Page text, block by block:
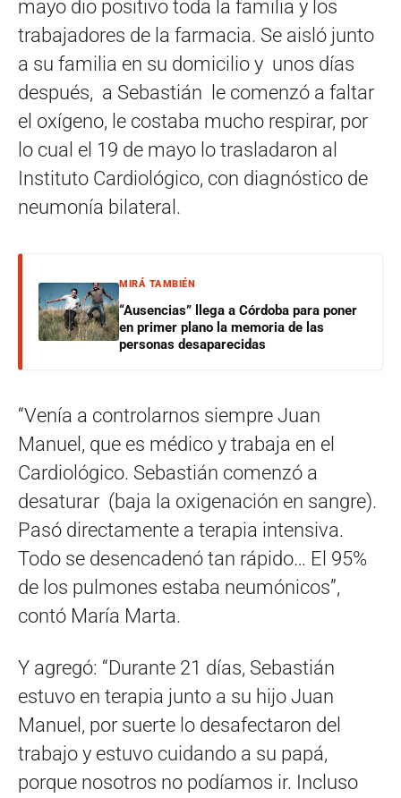
mayo dio positivo toda la familia y los
trabajadores de la farmacia. Se aisló junto
a su familia en su domicilio y unos días
después, a Sebastián le comenzó a faltar
el oxígeno, le costaba mucho respirar, por
lo cual el 19 de mayo lo trasladaron al
Instituto Cardiológico, con diagnóstico de
neumonía bilateral.
MIRÁ TAMBIÉN
“Ausencias” llega a Córdoba para poner
en primer plano la memoria de las
personas desaparecidas
“Venía a controlarnos siempre Juan
Manuel, que es médico y trabaja en el
Cardiológico. Sebastián comenzó a
desaturar (baja la oxigenación en sangre).
Pasó directamente a terapia intensiva.
Todo se desencadenó tan rápido… El 95%
de los pulmones estaba neumónicos”,
contó María Marta.
Y agregó: “Durante 21 días, Sebastián
estuvo en terapia junto a su hijo Juan
Manuel, por suerte lo desafectaron del
trabajo y estuvo cuidando a su papá,
porque nosotros no podíamos ir. Incluso